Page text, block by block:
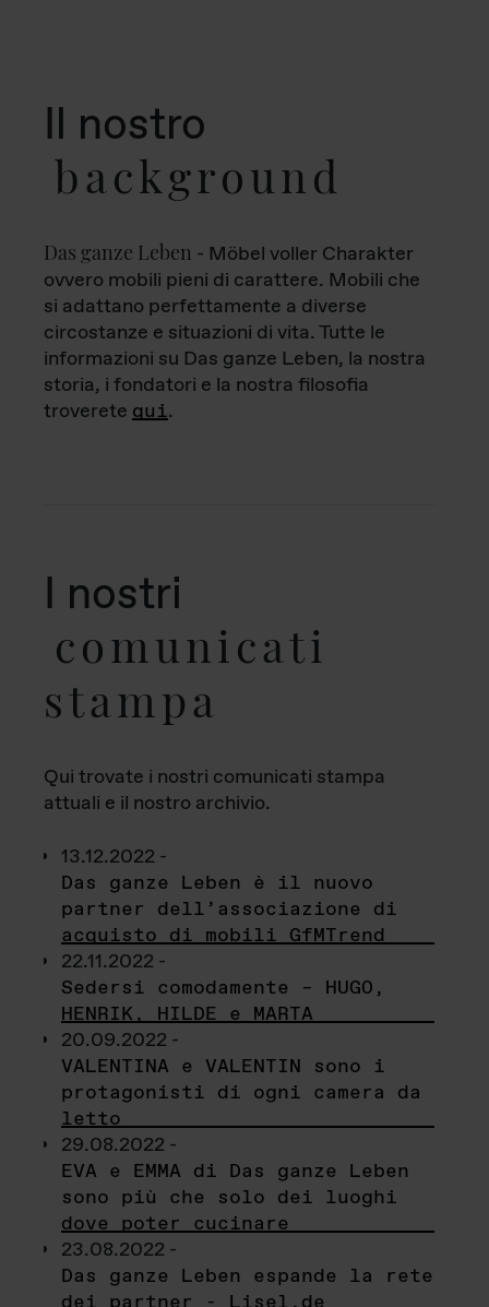
Il nostro
background
Das ganze Leben - Möbel voller Charakter
ovvero mobili pieni di carattere. Mobili che
si adattano perfettamente a diverse
circostanze e situazioni di vita. Tutte le
informazioni su Das ganze Leben, la nostra
storia, i fondatori e la nostra filosofia
troverete qui.
I nostri
comunicati
stampa
Qui trovate i nostri comunicati stampa
attuali e il nostro archivio.
13.12.2022 -
Das ganze Leben è il nuovo
partner dell’associazione di
acquisto di mobili GfMTrend
22.11.2022 -
Sedersi comodamente – HUGO,
HENRIK, HILDE e MARTA
20.09.2022 -
VALENTINA e VALENTIN sono i
protagonisti di ogni camera da
letto
29.08.2022 -
EVA e EMMA di Das ganze Leben
sono più che solo dei luoghi
dove poter cucinare
23.08.2022 -
Das ganze Leben espande la rete
dei partner - Lisel.de